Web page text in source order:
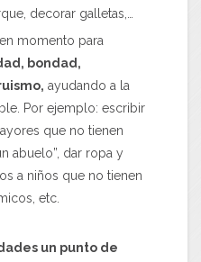
decorar galletas,…
momento para
bondad,
ayudando a la
Por ejemplo: escribir
que no tienen
abuelo”, dar ropa y
a niños que no tienen
etc.
un punto de